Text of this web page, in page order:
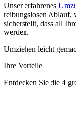
Unser erfahrenes
reibungslosen Ablauf,
sicherstellt, dass all
werden.
Umziehen leicht
Ihre Vorteile
Entdecken Sie die 4